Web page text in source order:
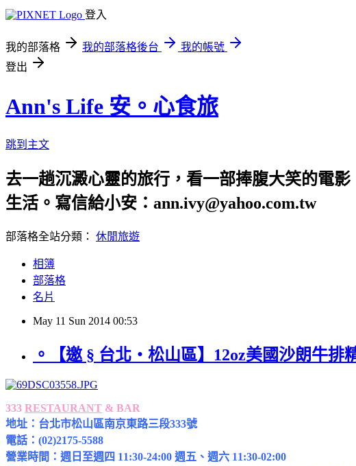
登入
我的部落格 我的部落格後台
我的帳號
登出
Ann's Life 安。心食旅
跳到主文
去一趟沉澱心靈的旅行，看一部捧腹大笑的電
生活。寫信給小安：ann.ivy@yahoo.com.tw
部落格全站分類： 休閒旅遊
相簿
部落格
名片
May 11 Sun 2014 00:53
。【邀 § 台北‧松山區】12oz美國沙朗牛
333 RESTAURANT & BAR
地址：台北市松山區南京東路三段333號
電話：(02)2175-5588
營業時間：週日至週四 11:30-24:00 週五、週六 11:30-02:00